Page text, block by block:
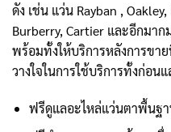
ดัง เช่น แว่น Rayban ,
Burberry, Cartier และอีกมา
พร้อมทั้งให้บริการหลังการขา
วางใจในการใช้บริการทั้งก่อน
ฟรีดูแลอะไหล่แว่นตาพื้นฐ